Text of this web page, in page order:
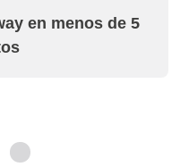
en menos de 5